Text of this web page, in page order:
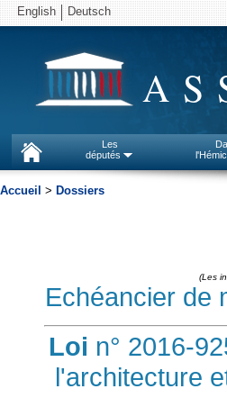
English Deutsch
Les
députés
Accueil > Dossiers
(Les
Echéancier de
Loi n° 2016-
l'architecture